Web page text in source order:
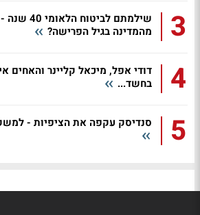
3
שילמתם
מהמדינה בגיל הפרישה?
4
דודי אפל, מיכאל קליינר והאחים
בחשד...
5 סנדיסק עקפה את הציפיות -